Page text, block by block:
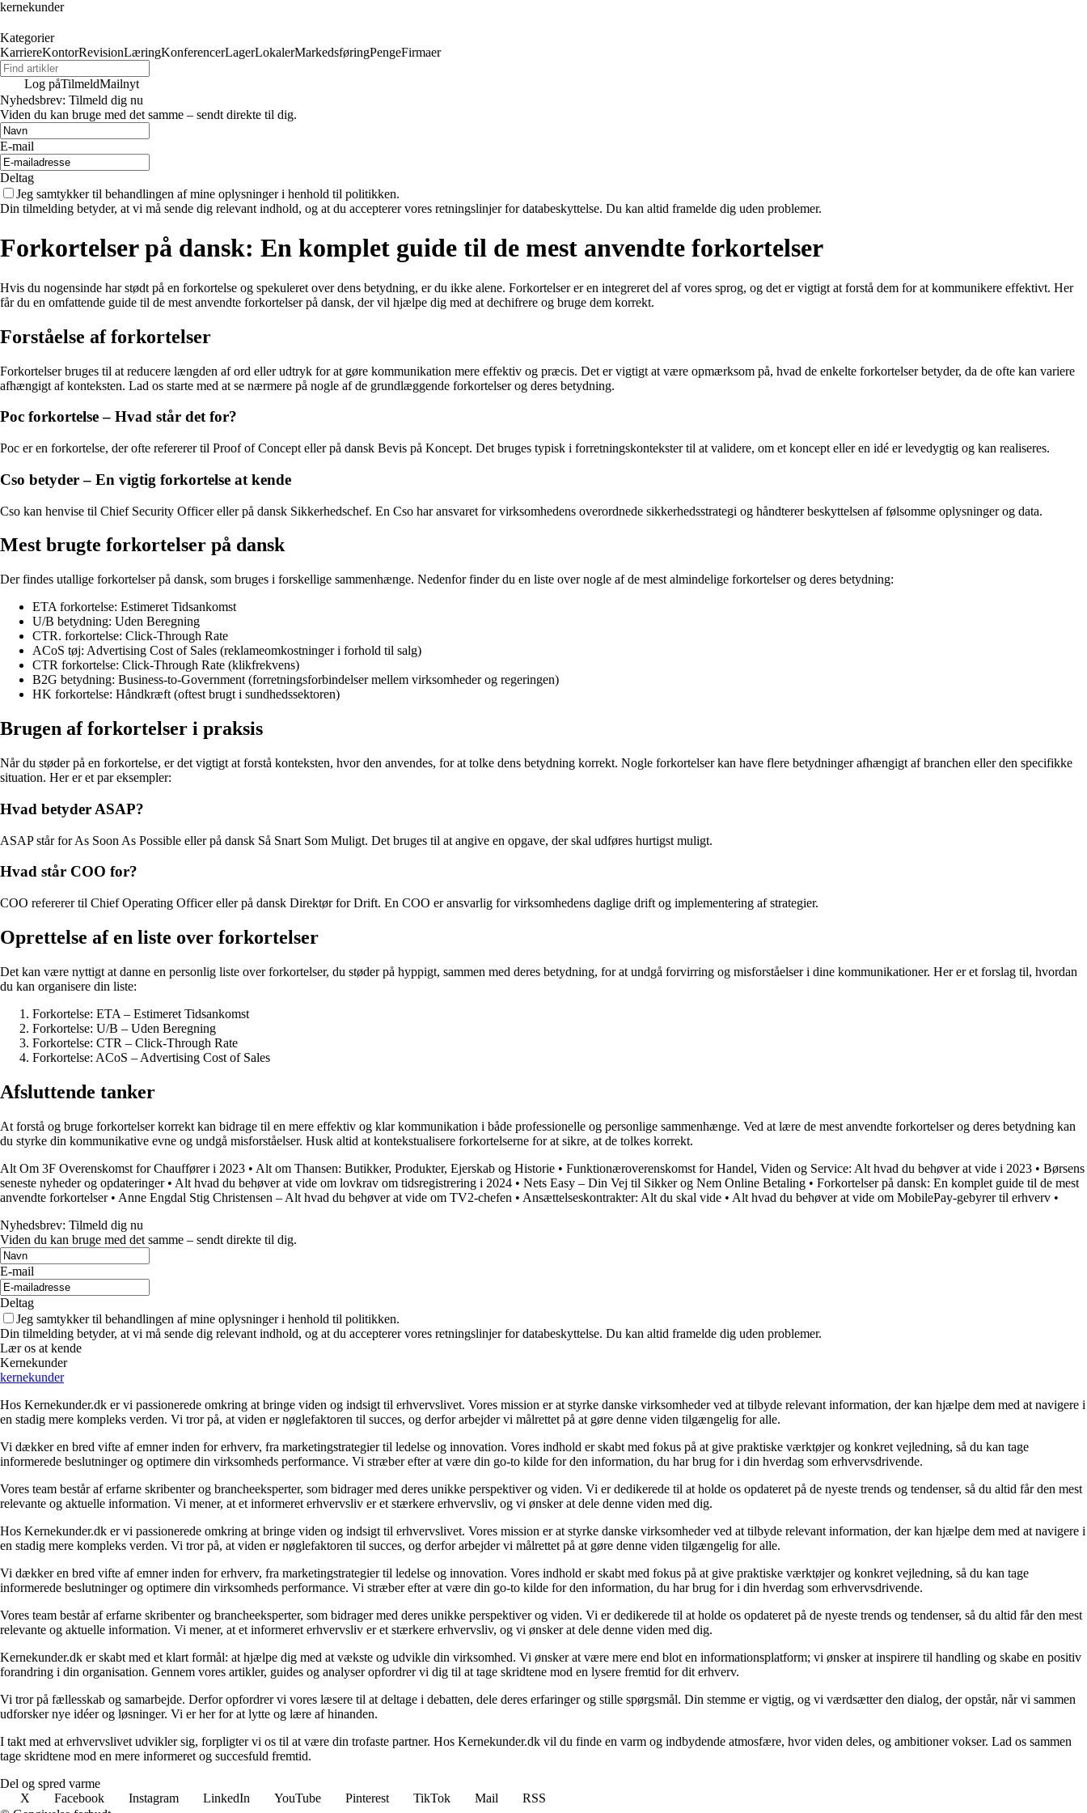
kernekunder
Kategorier
KarriereKontorRevisionLæringKonferencerLagerLokalerMarkedsføringPengeFirmaer
Log påTilmeldMailnyt
Nyhedsbrev: Tilmeld dig nu
Viden du kan bruge med det samme – sendt direkte til dig.
E-mail
Deltag
Jeg samtykker til behandlingen af mine oplysninger i henhold til politikken.
Din tilmelding betyder, at vi må sende dig relevant indhold, og at du accepterer vores retningslinjer for databeskyttelse. Du kan altid framelde dig uden problemer.
Forkortelser på dansk: En komplet guide til de mest anvendte forkortelser
Hvis du nogensinde har stødt på en forkortelse og spekuleret over dens betydning, er du ikke alene. Forkortelser er en integreret del af vores sprog, og det er vigtigt at forstå dem for at kommunikere effektivt. Her
får du en omfattende guide til de mest anvendte forkortelser på dansk, der vil hjælpe dig med at dechifrere og bruge dem korrekt.
Forståelse af forkortelser
Forkortelser bruges til at reducere længden af ord eller udtryk for at gøre kommunikation mere effektiv og præcis. Det er vigtigt at være opmærksom på, hvad de enkelte forkortelser betyder, da de ofte kan variere
afhængigt af konteksten. Lad os starte med at se nærmere på nogle af de grundlæggende forkortelser og deres betydning.
Poc forkortelse – Hvad står det for?
Poc er en forkortelse, der ofte refererer til Proof of Concept eller på dansk Bevis på Koncept. Det bruges typisk i forretningskontekster til at validere, om et koncept eller en idé er levedygtig og kan realiseres.
Cso betyder – En vigtig forkortelse at kende
Cso kan henvise til Chief Security Officer eller på dansk Sikkerhedschef. En Cso har ansvaret for virksomhedens overordnede sikkerhedsstrategi og håndterer beskyttelsen af følsomme oplysninger og data.
Mest brugte forkortelser på dansk
Der findes utallige forkortelser på dansk, som bruges i forskellige sammenhænge. Nedenfor finder du en liste over nogle af de mest almindelige forkortelser og deres betydning:
ETA forkortelse: Estimeret Tidsankomst
U/B betydning: Uden Beregning
CTR. forkortelse: Click-Through Rate
ACoS tøj: Advertising Cost of Sales (reklameomkostninger i forhold til salg)
CTR forkortelse: Click-Through Rate (klikfrekvens)
B2G betydning: Business-to-Government (forretningsforbindelser mellem virksomheder og regeringen)
HK forkortelse: Håndkræft (oftest brugt i sundhedssektoren)
Brugen af forkortelser i praksis
Når du støder på en forkortelse, er det vigtigt at forstå konteksten, hvor den anvendes, for at tolke dens betydning korrekt. Nogle forkortelser kan have flere betydninger afhængigt af branchen eller den specifikke
situation. Her er et par eksempler:
Hvad betyder ASAP?
ASAP står for As Soon As Possible eller på dansk Så Snart Som Muligt. Det bruges til at angive en opgave, der skal udføres hurtigst muligt.
Hvad står COO for?
COO refererer til Chief Operating Officer eller på dansk Direktør for Drift. En COO er ansvarlig for virksomhedens daglige drift og implementering af strategier.
Oprettelse af en liste over forkortelser
Det kan være nyttigt at danne en personlig liste over forkortelser, du støder på hyppigt, sammen med deres betydning, for at undgå forvirring og misforståelser i dine kommunikationer. Her er et forslag til, hvordan
du kan organisere din liste:
Forkortelse: ETA – Estimeret Tidsankomst
Forkortelse: U/B – Uden Beregning
Forkortelse: CTR – Click-Through Rate
Forkortelse: ACoS – Advertising Cost of Sales
Afsluttende tanker
At forstå og bruge forkortelser korrekt kan bidrage til en mere effektiv og klar kommunikation i både professionelle og personlige sammenhænge. Ved at lære de mest anvendte forkortelser og deres betydning kan
du styrke din kommunikative evne og undgå misforståelser. Husk altid at kontekstualisere forkortelserne for at sikre, at de tolkes korrekt.
Alt Om 3F Overenskomst for Chauffører i 2023 • Alt om Thansen: Butikker, Produkter, Ejerskab og Historie • Funktionæroverenskomst for Handel, Viden og Service: Alt hvad du behøver at vide i 2023 • Børsens
seneste nyheder og opdateringer• Alt hvad du behøver at vide om lovkrav om tidsregistrering i 2024 • Nets Easy – Din Vej til Sikker og Nem Online Betaling • Forkortelser på dansk: En komplet guide til de mest
anvendte forkortelser• Anne Engdal Stig Christensen – Alt hvad du behøver at vide om TV2-chefen • Ansættelseskontrakter: Alt du skal vide • Alt hvad du behøver at vide om MobilePay-gebyrer til erhverv •
Nyhedsbrev: Tilmeld dig nu
Viden du kan bruge med det samme – sendt direkte til dig.
E-mail
Deltag
Jeg samtykker til behandlingen af mine oplysninger i henhold til politikken.
Din tilmelding betyder, at vi må sende dig relevant indhold, og at du accepterer vores retningslinjer for databeskyttelse. Du kan altid framelde dig uden problemer.
Lær os at kende
Kernekunder
kernekunder
Hos Kernekunder.dk er vi passionerede omkring at bringe viden og indsigt til erhvervslivet. Vores mission er at styrke danske virksomheder ved at tilbyde relevant information, der kan hjælpe dem med at navigere i
en stadig mere kompleks verden. Vi tror på, at viden er nøglefaktoren til succes, og derfor arbejder vi målrettet på at gøre denne viden tilgængelig for alle.
Vi dækker en bred vifte af emner inden for erhverv, fra marketingstrategier til ledelse og innovation. Vores indhold er skabt med fokus på at give praktiske værktøjer og konkret vejledning, så du kan tage
informerede beslutninger og optimere din virksomheds performance. Vi stræber efter at være din go-to kilde for den information, du har brug for i din hverdag som erhvervsdrivende.
Vores team består af erfarne skribenter og brancheeksperter, som bidrager med deres unikke perspektiver og viden. Vi er dedikerede til at holde os opdateret på de nyeste trends og tendenser, så du altid får den mest
relevante og aktuelle information. Vi mener, at et informeret erhvervsliv er et stærkere erhvervsliv, og vi ønsker at dele denne viden med dig.
Hos Kernekunder.dk er vi passionerede omkring at bringe viden og indsigt til erhvervslivet. Vores mission er at styrke danske virksomheder ved at tilbyde relevant information, der kan hjælpe dem med at navigere i
en stadig mere kompleks verden. Vi tror på, at viden er nøglefaktoren til succes, og derfor arbejder vi målrettet på at gøre denne viden tilgængelig for alle.
Vi dækker en bred vifte af emner inden for erhverv, fra marketingstrategier til ledelse og innovation. Vores indhold er skabt med fokus på at give praktiske værktøjer og konkret vejledning, så du kan tage
informerede beslutninger og optimere din virksomheds performance. Vi stræber efter at være din go-to kilde for den information, du har brug for i din hverdag som erhvervsdrivende.
Vores team består af erfarne skribenter og brancheeksperter, som bidrager med deres unikke perspektiver og viden. Vi er dedikerede til at holde os opdateret på de nyeste trends og tendenser, så du altid får den mest
relevante og aktuelle information. Vi mener, at et informeret erhvervsliv er et stærkere erhvervsliv, og vi ønsker at dele denne viden med dig.
Kernekunder.dk er skabt med et klart formål: at hjælpe dig med at vækste og udvikle din virksomhed. Vi ønsker at være mere end blot en informationsplatform; vi ønsker at inspirere til handling og skabe en positiv
forandring i din organisation. Gennem vores artikler, guides og analyser opfordrer vi dig til at tage skridtene mod en lysere fremtid for dit erhverv.
Vi tror på fællesskab og samarbejde. Derfor opfordrer vi vores læsere til at deltage i debatten, dele deres erfaringer og stille spørgsmål. Din stemme er vigtig, og vi værdsætter den dialog, der opstår, når vi sammen
udforsker nye idéer og løsninger. Vi er her for at lytte og lære af hinanden.
I takt med at erhvervslivet udvikler sig, forpligter vi os til at være din trofaste partner. Hos Kernekunder.dk vil du finde en varm og indbydende atmosfære, hvor viden deles, og ambitioner vokser. Lad os sammen
tage skridtene mod en mere informeret og succesfuld fremtid.
Del og spred varme
X
Facebook Instagram LinkedIn YouTube Pinterest TikTok Mail
RSS